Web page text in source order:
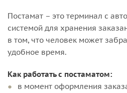
Постамат – это терминал с
системой для хранения
в том, что человек может
удобное время.
Как работать с постаматом:
в момент оформления